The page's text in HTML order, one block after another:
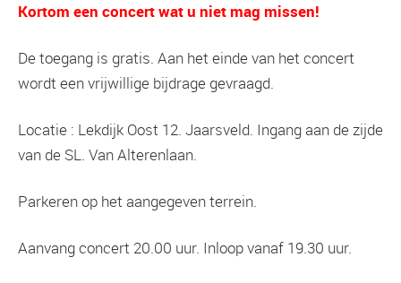
Kortom een concert wat u niet mag missen!
De toegang is gratis. Aan het einde van het concert
wordt een vrijwillige bijdrage gevraagd.
Locatie : Lekdijk Oost 12. Jaarsveld. Ingang aan de zijde
van de SL. Van Alterenlaan.
Parkeren op het aangegeven terrein.
Aanvang concert 20.00 uur. Inloop vanaf 19.30 uur.